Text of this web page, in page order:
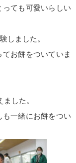
っても可愛いらしい
しました。
お餅をついていま
した。
一緒にお餅をつい